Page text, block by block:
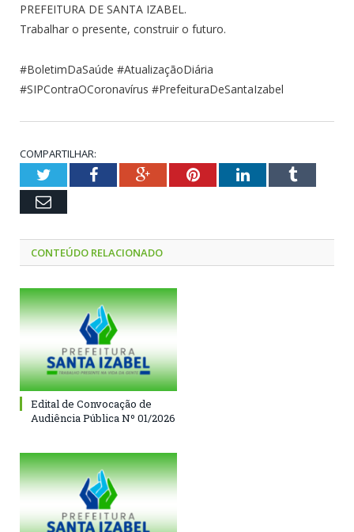
PREFEITURA DE SANTA IZABEL.
Trabalhar o presente, construir o futuro.
#BoletimDaSaúde #AtualizaçãoDiária
#SIPContraOCoronavírus #PrefeituraDeSantaIzabel
COMPARTILHAR:
TwitterFacebookGoogle+PinterestLinkedInTumblr
Email
CONTEÚDO RELACIONADO
Edital de Convocação de
Audiência Pública Nº 01/2026